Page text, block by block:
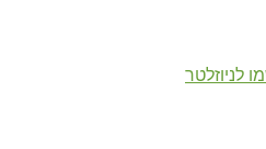
לניוזלטר